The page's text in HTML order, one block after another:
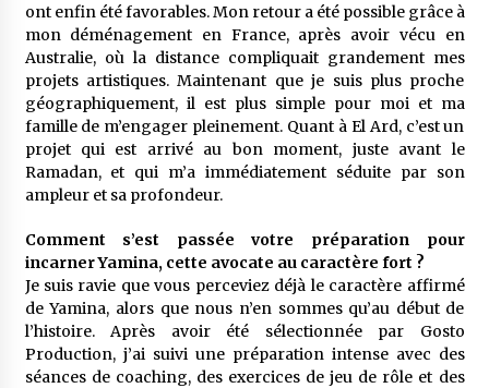
Première voiture de course conçue et
fabriquée localement : Une équipe d’étudiants
algériens participe à une compétition
internationale
3 semaines ago
Université Alger 3 : Lancement d’un master à
cursus intégré à la licence en communication
en langue amazighe
3 semaines ago
ont enfin été favorables. Mon retour a été possible grâce à
mon déménagement en France, après avoir vécu en
Australie, où la distance compliquait grandement mes
projets artistiques. Maintenant que je suis plus proche
géographiquement, il est plus simple pour moi et ma
famille de m’engager pleinement. Quant à El Ard, c’est un
projet qui est arrivé au bon moment, juste avant le
Ramadan, et qui m’a immédiatement séduite par son
ampleur et sa profondeur.
Comment s’est passée votre préparation pour
incarner Yamina, cette avocate au caractère fort ?
Je suis ravie que vous perceviez déjà le caractère affirmé
de Yamina, alors que nous n’en sommes qu’au début de
l’histoire. Après avoir été sélectionnée par Gosto
Production, j’ai suivi une préparation intense avec des
séances de coaching, des exercices de jeu de rôle et des